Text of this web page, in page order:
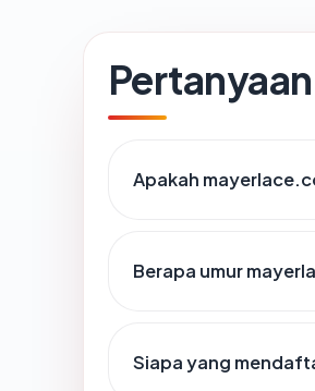
Apakah
Berapa umur
Siapa yang